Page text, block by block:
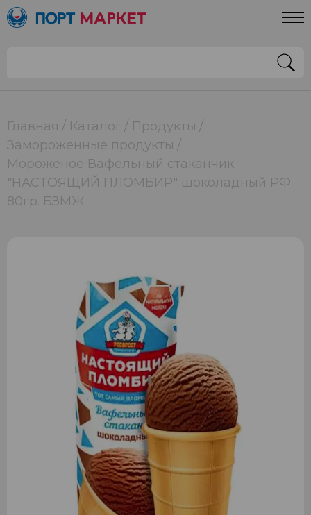
Главная Каталог
Продукты
Замороженные продукты
Мороженое Вафельный стаканчик
"НАСТОЯЩИЙ ПЛОМБИР" шоколадный РФ
80гр. БЗМЖ